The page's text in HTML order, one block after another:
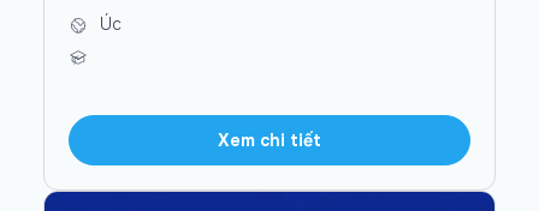
Úc
Xem chi tiết